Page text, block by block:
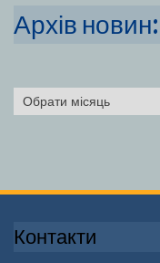
Архів новин:
Архіви
Контакти